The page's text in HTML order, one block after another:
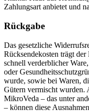
Zahlungsart anbietet und
Rückgabe
Das gesetzliche
Rücksendekosten trägt
schnell verderblicher
oder
wurde, sowie bei Waren,
Gütern vermischt wurden.
MikroVeda – das unter
– können diese